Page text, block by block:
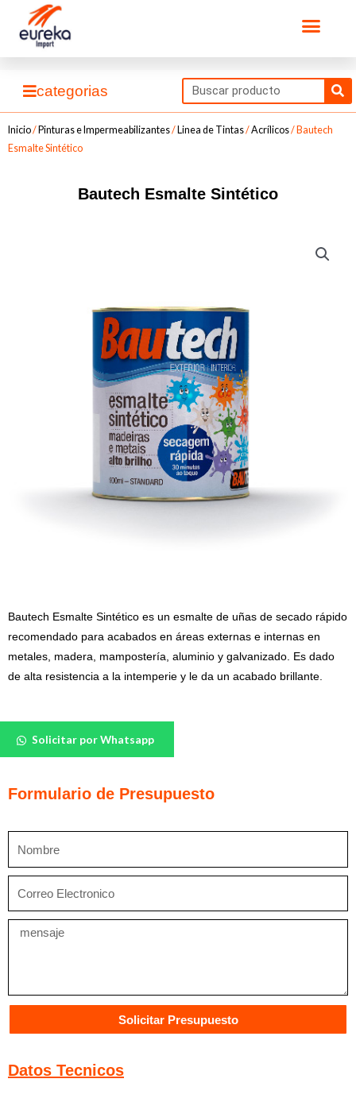
contenido
categorias
Inicio/ Pinturas e Impermeabilizantes/ Linea de Tintas/Acrílicos/ Bautech
Esmalte Sintético
Bautech Esmalte Sintético
Bautech Esmalte Sintético es un esmalte de uñas de secado rápido
recomendado para acabados en áreas externas e internas en
metales, madera, mampostería, aluminio y galvanizado. Es dado
de alta resistencia a la intemperie y le da un acabado brillante.
Solicitar por Whatsapp
cantidad
Formulario de Presupuesto
Mensaje
Solicitar Presupuesto
Datos Tecnicos